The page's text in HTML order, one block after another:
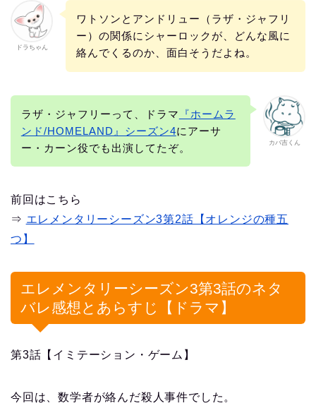
ドラちゃん
ワトソンとアンドリュー（ラザ・ジャフリ
ー）の関係にシャーロックが、どんな風に
絡んでくるのか、面白そうだよね。
カバ吉くん
ラザ・ジャフリーって、ドラマ
『ホームラ
ンド/HOMELAND』シーズン4にアーサ
ー・カーン役でも出演してたぞ。
前回はこちら
⇒ エレメンタリーシーズン3第2話【オレンジの種五
つ】
エレメンタリーシーズン3第3話のネタ
バレ感想とあらすじ【ドラマ】
第3話【イミテーション・ゲーム】
今回は、数学者が絡んだ殺人事件でした。